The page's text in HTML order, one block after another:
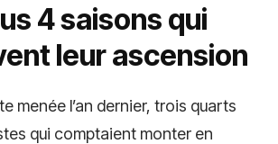
4 saisons qui
leur ascension
menée l’an dernier, trois quarts
qui comptaient monter en